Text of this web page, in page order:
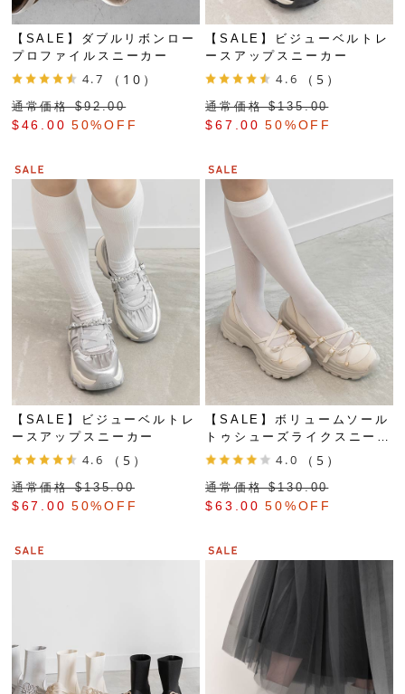
【SALE】ダブルリボンロー
プロファイルスニーカー
4.7 （10）
通常価格 $‌92.00
$‌46.00 50%OFF
【SALE】ビジューベルトレ
ースアップスニーカー
4.6 （5）
通常価格 $‌135.00
$‌67.00 50%OFF
【SALE】ビジューベルトレ
ースアップスニーカー
4.6 （5）
通常価格 $‌135.00
$‌67.00 50%OFF
【SALE】ボリュームソール
トゥシューズライクスニーカ
ー
4.0 （5）
通常価格 $‌130.00
$‌63.00 50%OFF